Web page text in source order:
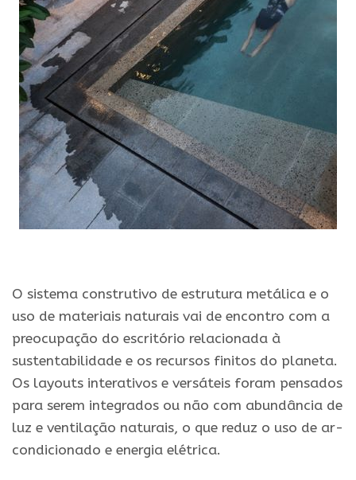
O sistema construtivo de estrutura metálica e o
uso de materiais naturais vai de encontro com a
preocupação do escritório relacionada à
sustentabilidade e os recursos finitos do planeta.
Os layouts interativos e versáteis foram pensados
para serem integrados ou não com abundância de
luz e ventilação naturais, o que reduz o uso de ar-
condicionado e energia elétrica.